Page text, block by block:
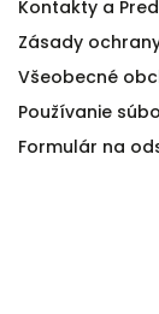
Kontakty a
Zásady
Všeobecné
Používanie
Formulár na